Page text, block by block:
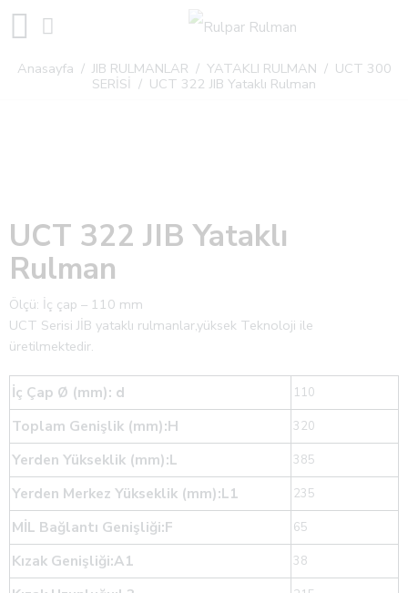
Anasayfa / JIB RULMANLAR / YATAKLI RULMAN / UCT 300
SERİSİ / UCT 322 JIB Yataklı Rulman
UCT 322 JIB Yataklı
Rulman
Ölçü: İç çap – 110 mm
UCT Serisi JİB ​​yataklı rulmanlar,yüksek Teknoloji ile
üretilmektedir.
İç Çap Ø (mm): d 110
Toplam Genişlik (mm):H 320
Yerden Yükseklik (mm):L 385
Yerden Merkez Yükseklik (mm):L1 235
MİL Bağlantı Genişliği:F 65
Kızak Genişliği:A1 38